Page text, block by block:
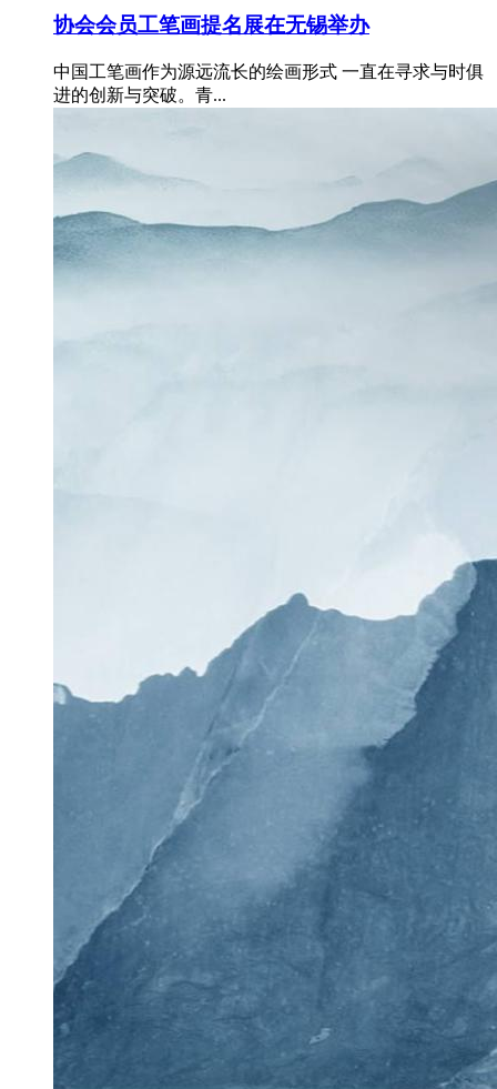
协会会员工笔画提名展在无锡举办
中国工笔画作为源远流长的绘画形式 一直在寻求与时俱
进的创新与突破。青...